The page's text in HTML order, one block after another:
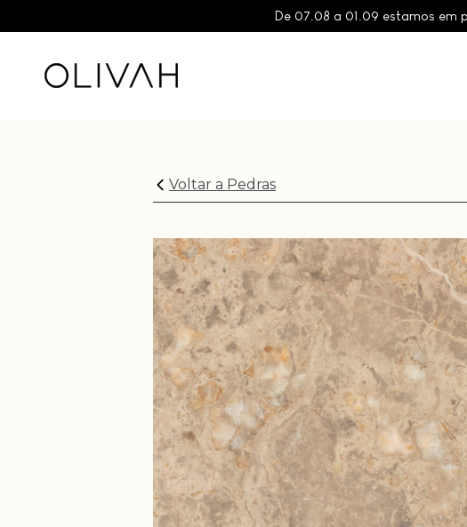
De 07.08 a 01.09 estamos em
Voltar a Pedras